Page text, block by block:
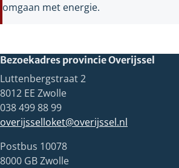
omgaan met energie.
Bezoekadres provincie Overijssel
Luttenbergstraat 2
8012 EE Zwolle
038 499 88 99
overijsselloket@overijssel.nl
Postbus 10078
8000 GB Zwolle